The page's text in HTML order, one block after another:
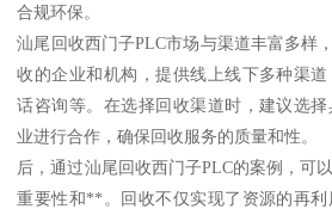
合规环保。
汕尾回收西门子PLC市场与渠道丰富多样
收的企业和机构，提供线上线下多种渠
话咨询等。在选择回收渠道时，建议选
业进行合作，确保回收服务的质量和性。
后，通过汕尾回收西门子PLC的案例，可
重要性和**。回收不仅实现了资源的再